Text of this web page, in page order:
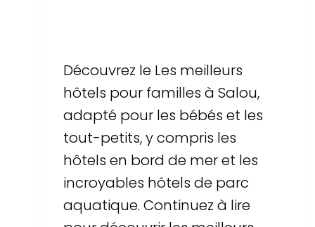
Découvrez le Les meilleurs
hôtels pour familles à Salou,
adapté pour les bébés et les
tout-petits, y compris les
hôtels en bord de mer et les
incroyables hôtels de parc
aquatique. Continuez à lire